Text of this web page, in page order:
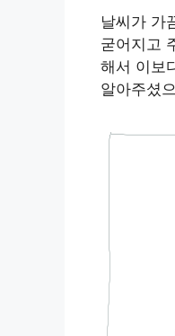
날씨가 가
굳어지고
해서 이보
알아주셨